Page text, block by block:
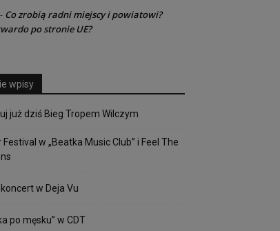
- Co zrobią radni miejscy i powiatowi?
po stronie UE?
wpisy
już dziś Bieg Tropem Wilczym
Festival w „Beatka Music Club” i Feel The
koncert w Deja Vu
po męsku” w CDT